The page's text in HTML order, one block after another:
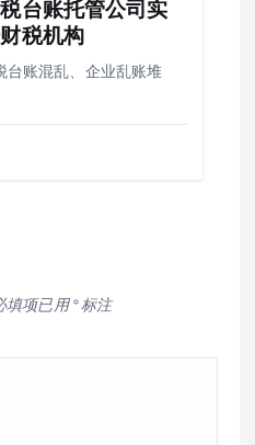
台账托管公司实
税机构
台账混乱、企业乱账堆
填项已用*标注